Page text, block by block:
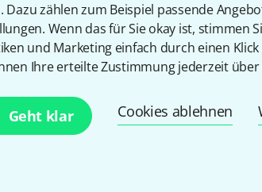
Dazu zählen zum Beispiel passende
Wenn das für Sie okay ist, stimmen
und Marketing einfach durch einen Klick
Ihre erteilte Zustimmung jederzeit über
Geht klar Cookies ablehnen
Gefällt Ihnen, was Sie